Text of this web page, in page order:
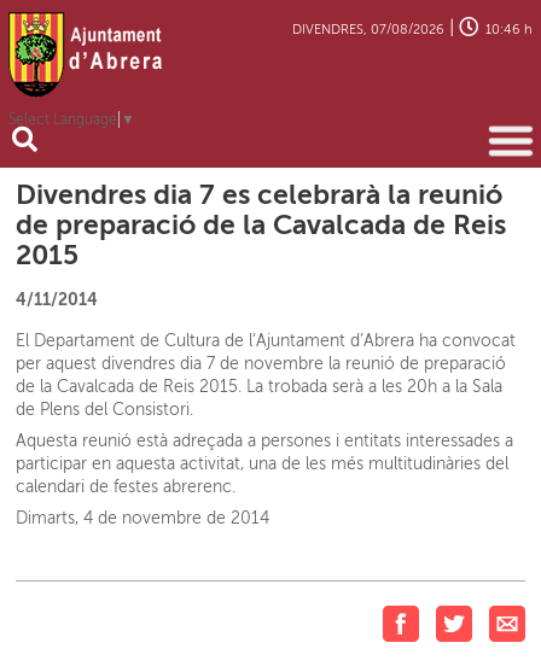
Select Language ▼
DIVENDRES, 07/08/2026 10:46 h
Divendres dia 7 es celebrarà la reunió
de preparació de la Cavalcada de Reis
2015
4/11/2014
El Departament de Cultura de l’Ajuntament d’Abrera ha convocat
per aquest divendres dia 7 de novembre la reunió de preparació
de la Cavalcada de Reis 2015. La trobada serà a les 20h a la Sala
de Plens del Consistori.
Aquesta reunió està adreçada a persones i entitats interessades a
participar en aquesta activitat, una de les més multitudinàries del
calendari de festes abrerenc.
Dimarts, 4 de novembre de 2014